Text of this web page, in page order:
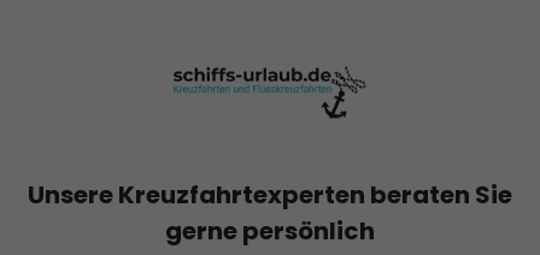
Unsere Kreuzfahrtexperten beraten Sie
gerne persönlich